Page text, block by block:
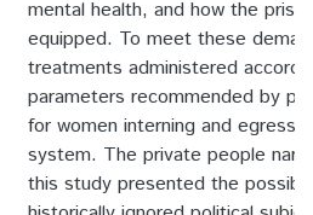
mental health, and how the
equipped. To meet these
treatments administered
parameters recommended by
for women interning and
system. The private people
this study presented the